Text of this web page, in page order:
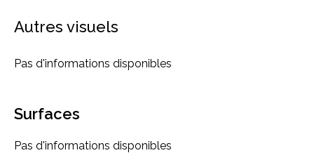
Autres visuels
Pas d'informations disponibles
Surfaces
Pas d'informations disponibles